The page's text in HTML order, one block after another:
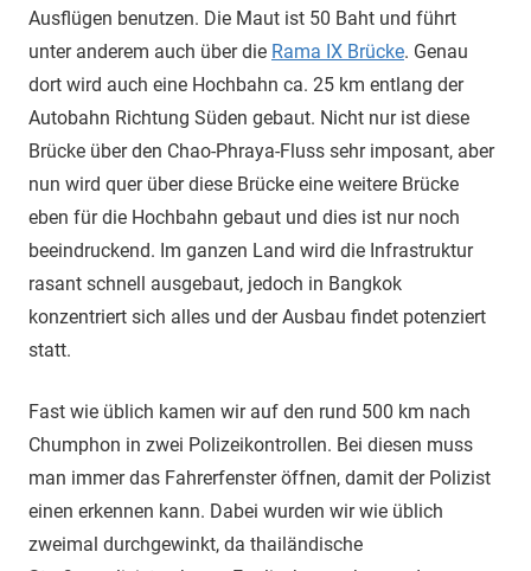
Ausflügen benutzen. Die Maut ist 50 Baht und führt
unter anderem auch über die Rama IX Brücke. Genau
dort wird auch eine Hochbahn ca. 25 km entlang der
Autobahn Richtung Süden gebaut. Nicht nur ist diese
Brücke über den Chao-Phraya-Fluss sehr imposant, aber
nun wird quer über diese Brücke eine weitere Brücke
eben für die Hochbahn gebaut und dies ist nur noch
beeindruckend. Im ganzen Land wird die Infrastruktur
rasant schnell ausgebaut, jedoch in Bangkok
konzentriert sich alles und der Ausbau findet potenziert
statt.
Fast wie üblich kamen wir auf den rund 500 km nach
Chumphon in zwei Polizeikontrollen. Bei diesen muss
man immer das Fahrerfenster öffnen, damit der Polizist
einen erkennen kann. Dabei wurden wir wie üblich
zweimal durchgewinkt, da thailändische